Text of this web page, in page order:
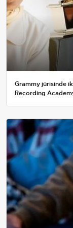
Grammy jürisinde
Recording